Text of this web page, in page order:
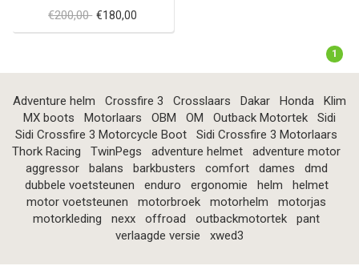
€200,00 €180,00
1
Adventure helm Crossfire 3 Crosslaars Dakar Honda
Klim
MX boots
Motorlaars OBM OM Outback Motortek
Sidi
Sidi Crossfire 3 Motorcycle Boot
Sidi Crossfire 3 Motorlaars
Thork Racing
TwinPegs adventure helmet
adventure motor
aggressor
balans barkbusters comfort dames
dmd
dubbele voetsteunen
enduro ergonomie helm
helmet
motor voetsteunen
motorbroek motorhelm
motorjas
motorkleding
nexx offroad outbackmotortek
pant
verlaagde versie
xwed3